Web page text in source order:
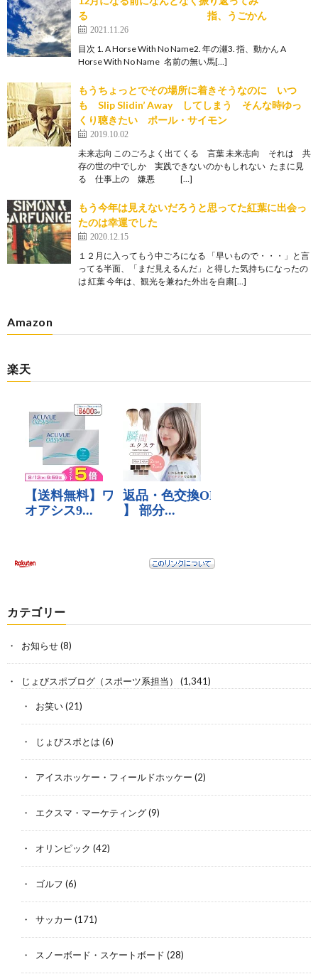
る 指、うごかん
2021.11.26
目次 1. A Horse With No Name2. 年の瀬3. 指、動かん A
Horse With No Name 名前の無い馬[…]
もうちょっとでその場所に着きそうなのに いつ
も Slip Slidin’ Away してしまう そんな時ゆっ
くり聴きたい ポール・サイモン
2019.10.02
未来志向 このごろよく出てくる 言葉 未来志向 それは 共
存の世の中でしか 実践できないのかもしれない たまに見
る 仕事上の 嫌悪 […]
もう今年は見えないだろうと思ってた紅葉に出会っ
たのは幸運でした
2020.12.15
１２月に入ってもう中ごろになる 「早いもので・・・」と言
ってる半面、「まだ見えるんだ」と得した気持ちになったの
は 紅葉 今年は、観光を兼ねた外出を自粛[…]
Amazon
楽天
カテゴリー
お知らせ(8)
じょびスポブログ（スポーツ系担当） (1,341)
お笑い(21)
じょびスポとは (6)
アイスホッケー・フィールドホッケー (2)
エクスマ・マーケティング(9)
オリンピック (42)
ゴルフ (6)
サッカー (171)
スノーボード・スケートボード (28)